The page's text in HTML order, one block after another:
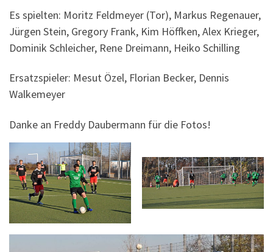
Es spielten: Moritz Feldmeyer (Tor), Markus Regenauer,
Jürgen Stein, Gregory Frank, Kim Höffken, Alex Krieger,
Dominik Schleicher, Rene Dreimann, Heiko Schilling
Ersatzspieler: Mesut Özel, Florian Becker, Dennis
Walkemeyer
Danke an Freddy Daubermann für die Fotos!